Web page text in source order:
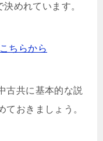
めれています。
ちらから
古共に基本的な説
ておきましょう。